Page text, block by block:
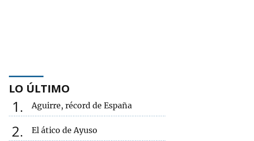
LO ÚLTIMO
1 Aguirre, récord de España
2 El ático de Ayuso